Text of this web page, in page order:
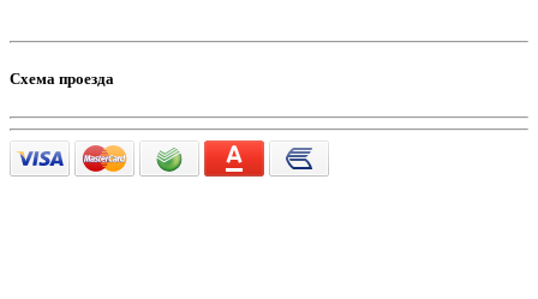
Схема проезда